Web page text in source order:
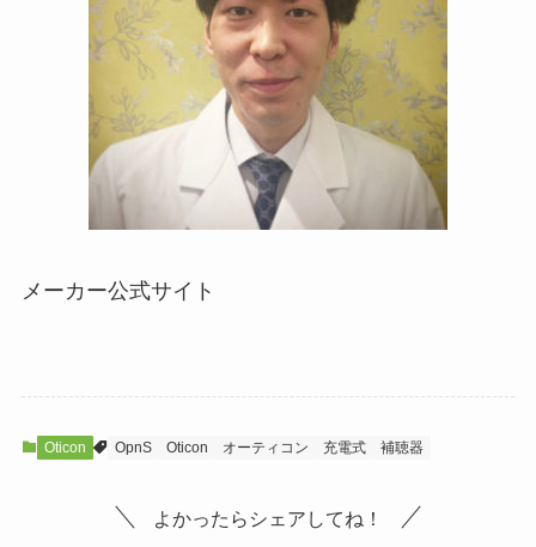
メーカー公式サイト
Oticon OpnS Oticon オーティコン 充電式 補聴器
よかったらシェアしてね！